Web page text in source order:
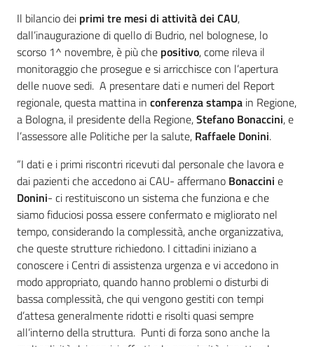
Il bilancio dei primi tre mesi di attività dei CAU,
dall’inaugurazione di quello di Budrio, nel bolognese, lo
scorso 1^ novembre, è più che positivo, come rileva il
monitoraggio che prosegue e si arricchisce con l’apertura
delle nuove sedi. A presentare dati e numeri del Report
regionale, questa mattina in conferenza stampa in Regione,
a Bologna, il presidente della Regione,Stefano Bonaccini, e
l’assessore alle Politiche per la salute, Raffaele Donini.
“I dati e i primi riscontri ricevuti dal personale che lavora e
dai pazienti che accedono ai CAU- affermano Bonaccini e
Donini- ci restituiscono un sistema che funziona e che
siamo fiduciosi possa essere confermato e migliorato nel
tempo, considerando la complessità, anche organizzativa,
che queste strutture richiedono. I cittadini iniziano a
conoscere i Centri di assistenza urgenza e vi accedono in
modo appropriato, quando hanno problemi o disturbi di
bassa complessità, che qui vengono gestiti con tempi
d’attesa generalmente ridotti e risolti quasi sempre
all’interno della struttura. Punti di forza sono anche la